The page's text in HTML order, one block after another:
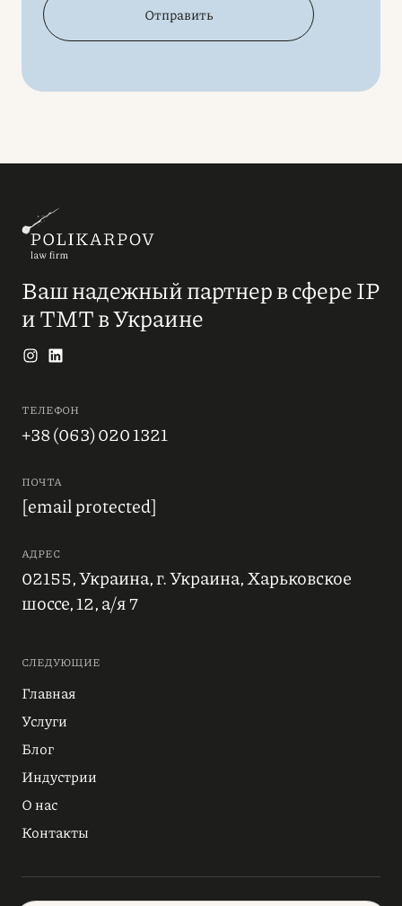
Отправить
Ваш надежный партнер в сфере IP
и ТМТ в Украине
ТЕЛЕФОН
+38 (063) 020 1321
ПОЧТА
[email protected]
АДРЕС
02155, Украина, г. Украина, Харьковское
шоссе, 12, а/я 7
СЛЕДУЮЩИЕ
Главная
Услуги
Блог
Индустрии
О нас
Контакты